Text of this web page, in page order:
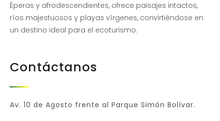
Éperas y afrodescendientes, ofrece paisajes intactos,
ríos majestuosos y playas vírgenes, convirtiéndose en
un destino ideal para el ecoturismo.
Contáctanos
Av. 10 de Agosto frente al Parque Simón Bolívar.